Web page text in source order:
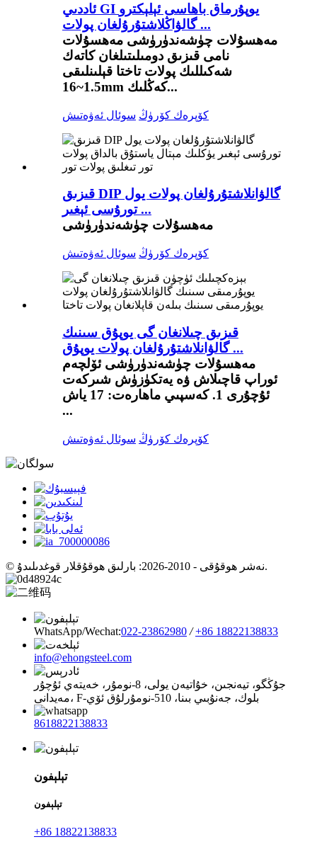
ئاددىي GI يوپۇرماق باھاسى ئېلېكترو
گالۋاڭلاشتۇرۇلغان پولات ...
مەھسۇلات چۈشەندۈرۈشى مەھسۇلات
نامى قىزىق دومىلىتىلغان كاتەك
شەكىللىك پولات تاختا قېلىنلىقى
1.5~16mm كەڭلىك...
كۆپرەك كۆرۈڭ سوئال ئەۋەتىش
قىزىق DIP گالۋانلاشتۇرۇلغان پولات يول
تورۇسى ئېغىر ...
مەھسۇلات چۈشەندۈرۈشى
كۆپرەك كۆرۈڭ سوئال ئەۋەتىش
قىزىق چىلانغان گى يوپۇق سىنىك
گالۋانلاشتۇرۇلغان پولات يوپۇق ...
مەھسۇلات چۈشەندۈرۈشى ئۆلچەم
ئوراپ قاچىلاش ۋە يەتكۈزۈش شىركەت
ئۇچۇرى 1. كەسپىي ماھارەت: 17 ياش
...
كۆپرەك كۆرۈڭ سوئال ئەۋەتىش
© نەشر ھوقۇقى - 2010-2026: بارلىق ھوقۇقلار قوغدىلىدۇ.
WhatsApp/Wechat:022-23862980 / +86 18822138833
info@ehongsteel.com
جۇڭگو، تيەنجىن، خۇاتيەن يولى، 8-نومۇر، خەيتەي ئۇچۇر
مەيدانى، F-بلوك، جەنۇبىي بىنا، 510-نومۇرلۇق ئۆي
8618822138833
تېلېفون
تېلېفون
+86 18822138833